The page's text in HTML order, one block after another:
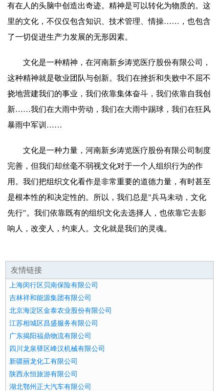
有在人的头脑中创造出奇迹。精神是可以转化为物质的。这
里的文化，不仅仅包含知识、技术管理、情操……，也包含
了一切促进生产力发展的无形因素。
文化是一种精神，在河南新乡涛览医疗股份有限公司，
这种精神就是敬业团队与创新。我们在挫折和失败中不屈不
挠地营建我们的事业，我们依靠集体奋斗，我们依靠自我创
新……我们在大雨中劳动，我们在大雨中踢球，我们在狂风
暴雨中军训……
文化是一种力量，河南新乡涛览医疗股份有限公司制度
完善，但我们却丝毫不弱视文化对于一个人组织行为的作
用。我们把组织文化看作是非常重要的道德力量，有时甚至
是根本性的和决定性的。所以，我们总是"兵马未动，文化
先行"。我们依靠既有的组织文化去选择人，也依靠它去影
响人，改变人，约束人。文化就是我们的灵魂。
友情链接
上海闵行区贝南保险有限公司
吉林祥和能源集团有限公司
北京海淀区金泰农业股份有限公司
江苏相城区昌盛服务有限公司
广东揭阳福鼎物流有限公司
四川龙泉驿区峰汉机械有限公司
新疆丽龙化工有限公司
陕西永恒旅游有限公司
湖北鄂州正大汽车有限公司